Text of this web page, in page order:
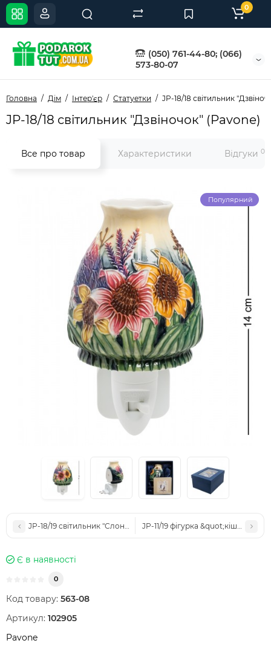
(050) 761-44-80; (066)
573-80-07
0
Головна Дім Інтер'єр Статуетки JP-18/18 світильник
JP-18/18 світильник "Дзвіночок" (Pavone)
Все про товар Характеристики Відгуки 0
Популярний
JP-18/19 світильник "Слоненя" (Pavone)
JP-11/19 фігурка
Є в наявності
0
Код товару: 563-08
Артикул: 102905
Pavone